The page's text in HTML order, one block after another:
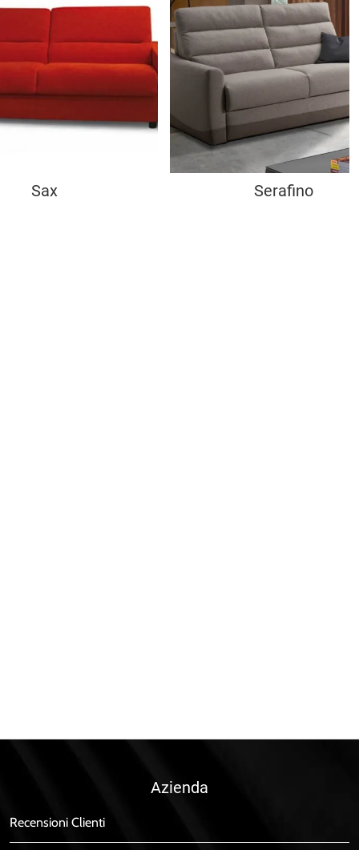
Sax Serafino
Azienda
Recensioni Clienti